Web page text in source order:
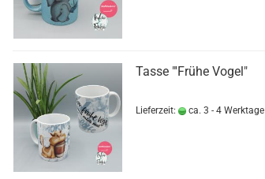
Tasse "'Frühe Vogel"
Lieferzeit: ca. 3 - 4 Werktage